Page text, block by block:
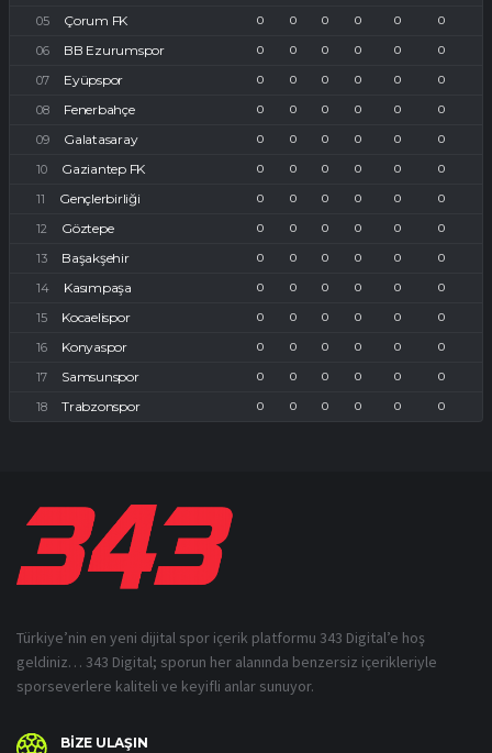
Çorum FK 0 0 0 0 0 0
BB Ezurumspor 0 0 0 0 0 0
Eyüpspor 0 0 0 0 0 0
Fenerbahçe 0 0 0 0 0 0
Galatasaray 0 0 0 0 0 0
Gaziantep FK 0 0 0 0 0 0
Gençlerbirliği 0 0 0 0 0 0
Göztepe 0 0 0 0 0 0
Başakşehir 0 0 0 0 0 0
Kasımpaşa 0 0 0 0 0 0
Kocaelispor 0 0 0 0 0 0
Konyaspor 0 0 0 0 0 0
Samsunspor 0 0 0 0 0 0
Trabzonspor 0 0 0 0 0 0
Türkiye’nin en yeni dijital spor içerik platformu 343 Digital’e hoş
geldiniz… 343 Digital; sporun her alanında benzersiz içerikleriyle
sporseverlere kaliteli ve keyifli anlar sunuyor.
BİZE ULAŞIN